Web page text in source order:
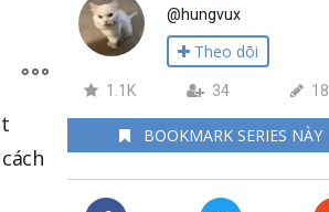
@hungvux
Theo dõi
1.1K 34 18
BOOKMARK SERIES NÀY